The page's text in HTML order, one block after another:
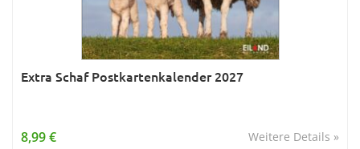
Extra Schaf Postkartenkalender 2027
Weitere Details »
8,99 €